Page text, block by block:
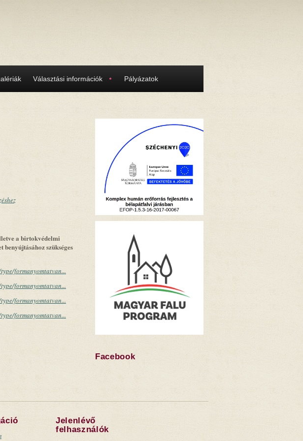
Választási információk Pályázatok
a birtokvédelmi
szükséges
formanyomtatvan...
formanyomtatvan...
formanyomtatvan...
formanyomtatvan...
Facebook
Jelenlévő
felhasználók